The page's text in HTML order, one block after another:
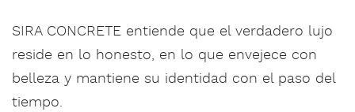
SIRA CONCRETE entiende que el verdadero lujo
reside en lo honesto, en lo que envejece con
belleza y mantiene su identidad con el paso del
tiempo.